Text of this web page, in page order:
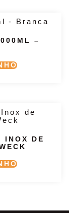
–
INOX DE